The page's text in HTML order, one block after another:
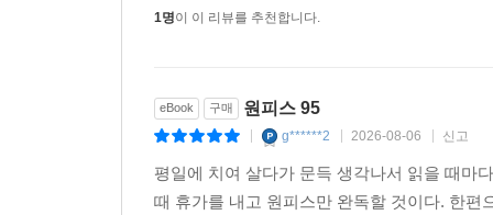
1명이 이 리뷰를 추천합니다.
eBook 구매 원피스 95
g******2 2026-08-06 신고
평일에 치여 살다가 문득 생각나서 읽을 때마
때 휴가를 내고 원피스만 완독할 것이다. 한편